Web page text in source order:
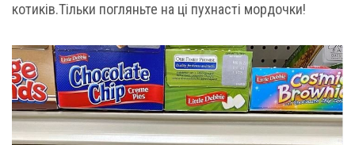
котиків.Тільки погляньте на ці пухнасті мордочки!